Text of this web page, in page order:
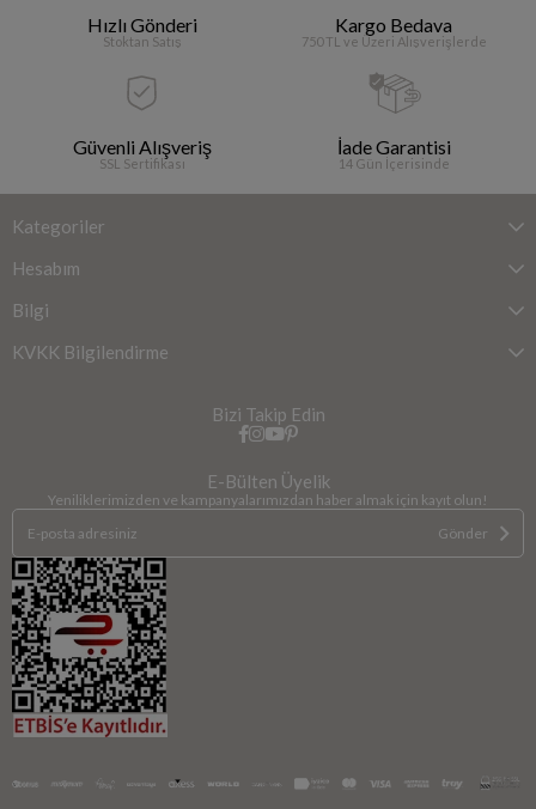
Hızlı Gönderi
Stoktan Satış
Kargo Bedava
750 TL ve Üzeri Alışverişlerde
Güvenli Alışveriş
SSL Sertifikası
İade Garantisi
14 Gün İçerisinde
Kategoriler
Hesabım
Bilgi
KVKK Bilgilendirme
Bizi Takip Edin
E-Bülten Üyelik
Yeniliklerimizden ve kampanyalarımızdan haber almak için kayıt olun!
Gönder